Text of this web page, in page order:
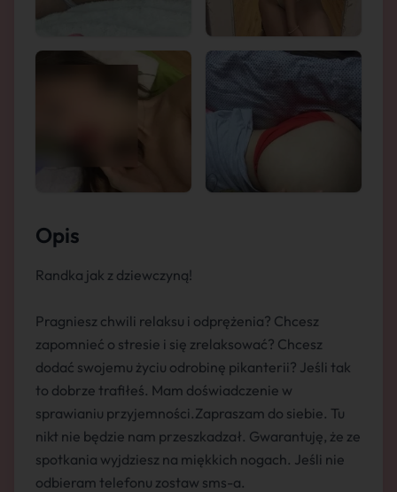
Opis
Randka jak z dziewczyną!
Pragniesz chwili relaksu i odprężenia? Chcesz
zapomnieć o stresie i się zrelaksować? Chcesz
dodać swojemu życiu odrobinę pikanterii? Jeśli tak
to dobrze trafiłeś. Mam doświadczenie w
sprawianiu przyjemności.Zapraszam do siebie. Tu
nikt nie będzie nam przeszkadzał. Gwarantuję, że ze
spotkania wyjdziesz na miękkich nogach. Jeśli nie
odbieram telefonu zostaw sms-a.